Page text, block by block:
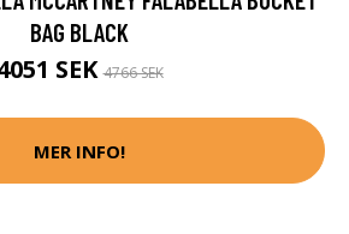
BAG BLACK
SEK4766 SEK
MER INFO!